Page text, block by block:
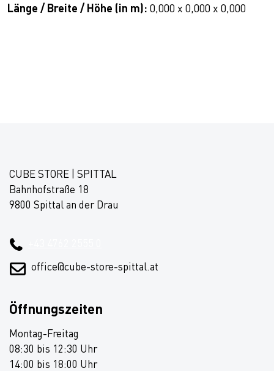
Länge / Breite / Höhe (in m): 0,000 x 0,000 x 0,000
CUBE STORE | SPITTAL
Bahnhofstraße 18
9800 Spittal an der Drau
office@cube-store-spittal.at
Öffnungszeiten
Montag-Freitag
08:30 bis 12:30 Uhr
14:00 bis 18:00 Uhr